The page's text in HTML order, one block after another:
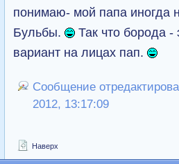
понимаю- мой папа иногда
Бульбы.
Так что борода
вариант на лицах пап.
Сообщение
2012, 13:17:09
Наверх